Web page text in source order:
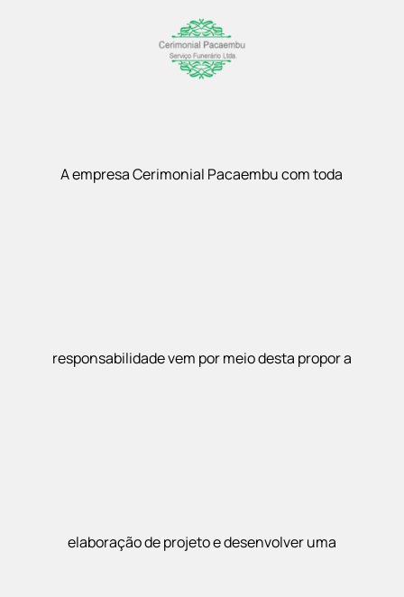
A empresa Cerimonial Pacaembu com toda
responsabilidade vem por meio desta propor a
elaboração de projeto e desenvolver uma